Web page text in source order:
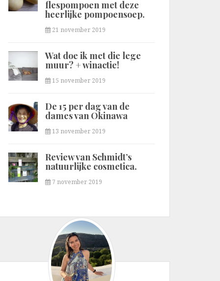
flespompoen met deze
heerlijke pompoensoep.
21 november 2019
Wat doe ik met die lege
muur? + winactie!
15 november 2019
De 15 per dag van de
dames van Okinawa
13 november 2019
Review van Schmidt’s
natuurlijke cosmetica.
7 november 2019